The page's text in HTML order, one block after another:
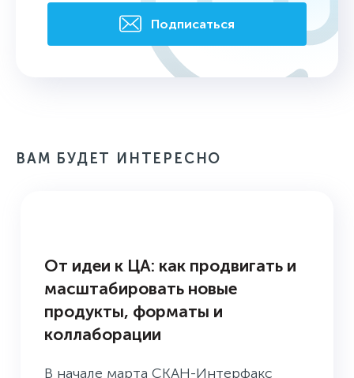
Подписаться
ВАМ БУДЕТ ИНТЕРЕСНО
От идеи к ЦА: как продвигать и
масштабировать новые
продукты, форматы и
коллаборации
В начале марта СКАН-Интерфакс